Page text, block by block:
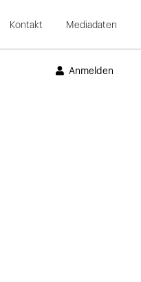
Kontakt Mediadaten
Anmelden